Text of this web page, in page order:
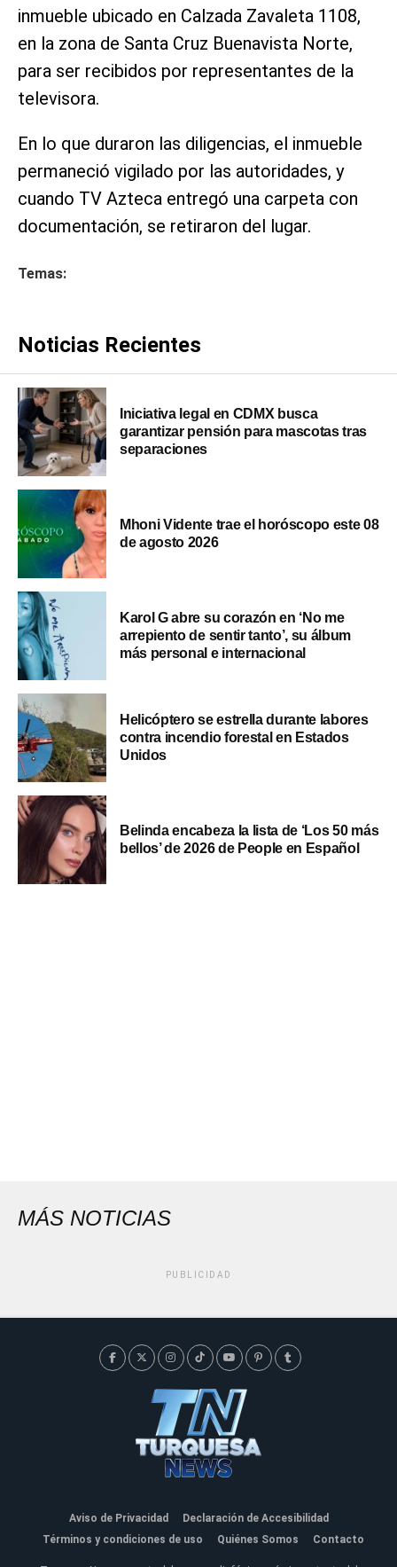
inmueble ubicado en Calzada Zavaleta 1108,
en la zona de Santa Cruz Buenavista Norte,
para ser recibidos por representantes de la
televisora.
En lo que duraron las diligencias, el inmueble
permaneció vigilado por las autoridades, y
cuando TV Azteca entregó una carpeta con
documentación, se retiraron del lugar.
Temas:
Noticias Recientes
Iniciativa legal en CDMX busca
garantizar pensión para mascotas tras
separaciones
Mhoni Vidente trae el horóscopo este 08
de agosto 2026
Karol G abre su corazón en ‘No me
arrepiento de sentir tanto’, su álbum
más personal e internacional
Helicóptero se estrella durante labores
contra incendio forestal en Estados
Unidos
Belinda encabeza la lista de ‘Los 50 más
bellos’ de 2026 de People en Español
MÁS NOTICIAS
PUBLICIDAD
Aviso de Privacidad
Declaración de Accesibilidad
Términos y condiciones de uso
Quiénes Somos Contacto